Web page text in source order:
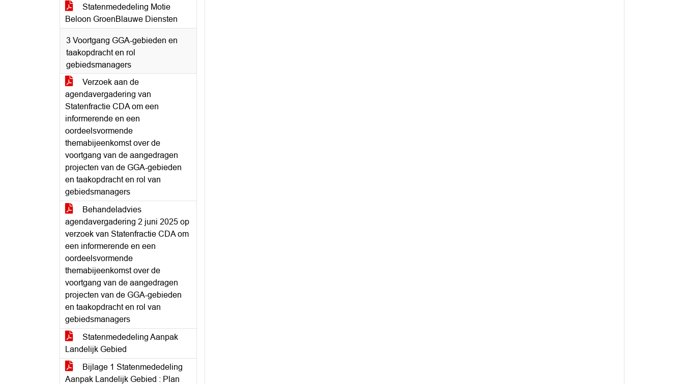
Statenmededeling Motie
Beloon GroenBlauwe Diensten
3 Voortgang GGA-gebieden en
taakopdracht en rol
gebiedsmanagers
Verzoek aan de
agendavergadering van
Statenfractie CDA om een
informerende en een
oordeelsvormende
themabijeenkomst over de
voortgang van de aangedragen
projecten van de GGA-gebieden
en taakopdracht en rol van
gebiedsmanagers
Behandeladvies
agendavergadering 2 juni 2025 op
verzoek van Statenfractie CDA om
een informerende en een
oordeelsvormende
themabijeenkomst over de
voortgang van de aangedragen
projecten van de GGA-gebieden
en taakopdracht en rol van
gebiedsmanagers
Statenmededeling Aanpak
Landelijk Gebied
Bijlage 1 Statenmededeling
Aanpak Landelijk Gebied : Plan